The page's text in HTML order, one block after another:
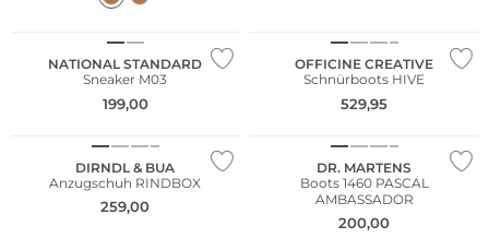
NATIONAL STANDARD
Sneaker M03
199,00
OFFICINE CREATIVE
Schnürboots HIVE
529,95
DIRNDL & BUA
Anzugschuh RINDBOX
259,00
DR. MARTENS
Boots 1460 PASCAL
AMBASSADOR
200,00